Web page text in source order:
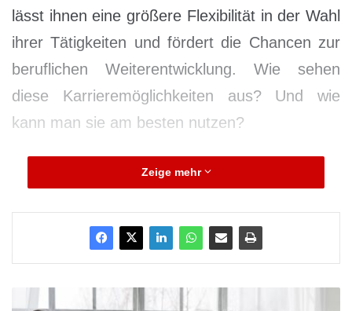
lässt ihnen eine größere Flexibilität in der Wahl
ihrer Tätigkeiten und fördert die Chancen zur
beruflichen Weiterentwicklung. Wie sehen
diese Karrieremöglichkeiten aus? Und wie
kann man sie am besten nutzen?
Welche Veränderungen hat die
bewirkt?
Der ehemalige Präsidentdes Deutschen
Pflegerats
, Dr. Franz Wagner, hat im
Zeige mehr